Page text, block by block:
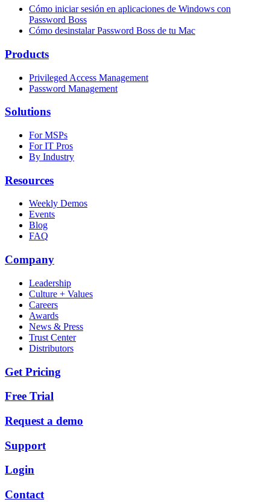
Cómo iniciar sesión en aplicaciones de Windows con
Password Boss
Cómo desinstalar Password Boss de tu Mac
Products
Privileged Access Management
Password Management
Solutions
For MSPs
For IT Pros
By Industry
Resources
Weekly Demos
Events
Blog
FAQ
Company
Leadership
Culture + Values
Careers
Awards
News & Press
Trust Center
Distributors
Get Pricing
Free Trial
Request a demo
Support
Login
Contact